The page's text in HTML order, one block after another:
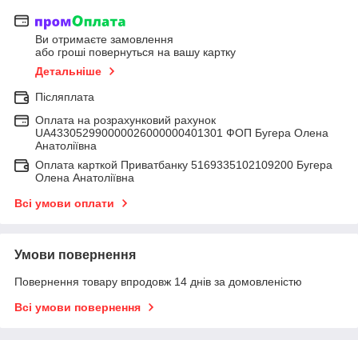
Ви отримаєте замовлення
або гроші повернуться на вашу картку
Детальніше
Післяплата
Оплата на розрахунковий рахунок
UA433052990000026000000401301 ФОП Бугера Олена
Анатоліївна
Оплата карткой Приватбанку 5169335102109200 Бугера
Олена Анатоліївна
Всі умови оплати
Умови повернення
Повернення товару впродовж 14 днів за домовленістю
Всі умови повернення